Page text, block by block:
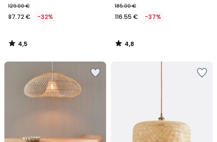
129.00 €
87.72 € -32%
4,5
/
185.00 €
116.55 € -37%
4,8
/